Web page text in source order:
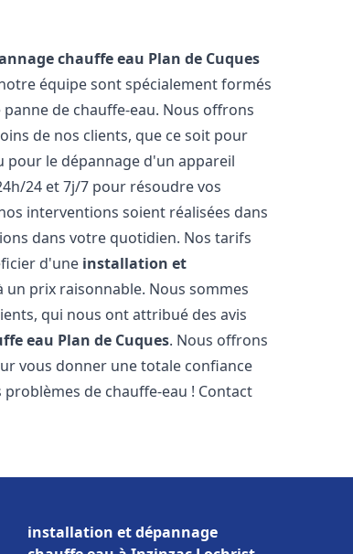
chauffe eau Plan de Cuques
équipe sont spécialement formés
de chauffe-eau. Nous offrons
de nos clients, que ce soit pour
pour le dépannage d'un appareil
24 et 7j/7 pour résoudre vos
interventions soient réalisées dans
dans votre quotidien. Nos tarifs
d'une installation et
un prix raisonnable. Nous sommes
qui nous ont attribué des avis
eau Plan de Cuques. Nous offrons
vous donner une totale confiance
de chauffe-eau ! Contact
installation et dépannage